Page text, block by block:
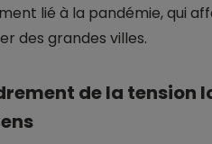
lié à la pandémie, qui
des grandes villes.
de la tension